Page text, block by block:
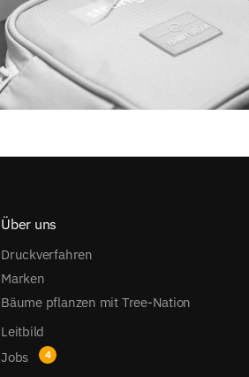
Über uns
Druckverfahren
Marken
Bäume pflanzen mit Tree-Nation
Leitbild
Jobs